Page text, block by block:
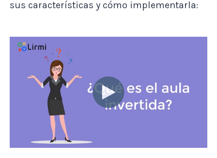
sus características y cómo implementarla: